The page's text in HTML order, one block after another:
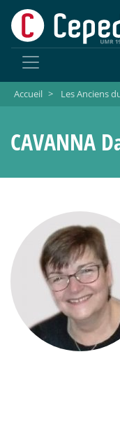
Accueil > Les Anciens
CAVANNA